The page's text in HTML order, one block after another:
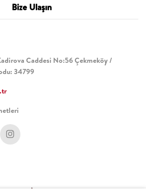
Bize Ulaşın
Caddesi No:56 Çekmeköy /
34799